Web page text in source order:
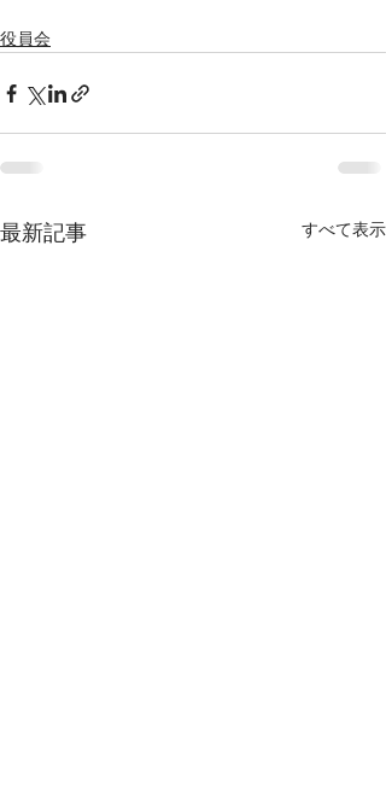
役員会
最新記事 すべて表示